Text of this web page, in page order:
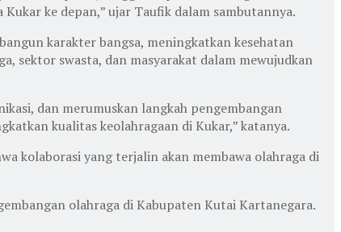
ke depan,” ujar Taufik dalam sambutannya.
karakter bangsa, meningkatkan kesehatan
sektor swasta, dan masyarakat dalam mewujudkan
dan merumuskan langkah pengembangan
kualitas keolahragaan di Kukar,” katanya.
kolaborasi yang terjalin akan membawa olahraga di
olahraga di Kabupaten Kutai Kartanegara.